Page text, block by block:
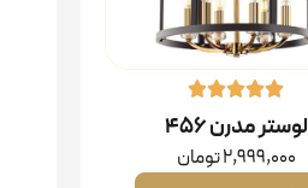
لوستر مدرن ۴۵۶
2,999,000تومان